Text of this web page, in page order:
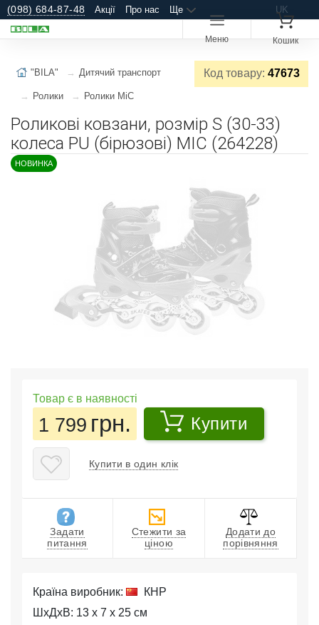
(098) 684-87-48 Акції Про нас Ще UK
Меню Кошик
Код товару: 47673
"BILA" Дитячий транспорт
Ролики Ролики MiC
Роликові ковзани, розмір S (30-33)
колеса PU (бірюзові) MIC (264228)
НОВИНКА
Товар є в наявності
1 799 грн. Купити
Купити в один клік
Задати
питання
Стежити за
ціною
Додати до
порівняння
Країна виробник:
КНР
ШхДхВ: 13 x 7 x 25 см